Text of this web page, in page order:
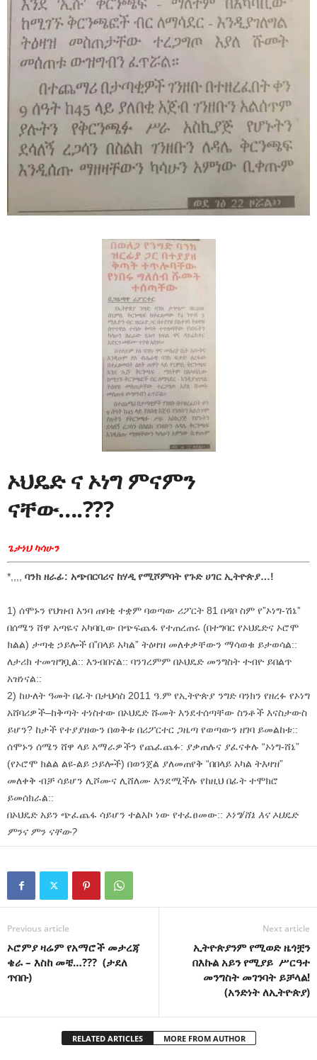
ኦህዴድ ና ኦነግ ምናምን
ናቸው….???
ጌታነህ ካሳሁን
*,,,, ባንክ ዘራፊ: አጭበርባሪና ከሃዲ የሚሾምባት የጉድ ሀገር ኢትዮጵያ…!
1) ሰሞኑን የህዝብ እንባ ጠባቂ ተቋም ባወጣው ሪፖርት 81 በዳቦ ስም የ”ኦነግ-ሽኔ”
በሰሜን ሸዋ አጣዬና አካባቢው በጭፍጨፋ የተጠረጠሩ (በተግባር የኦህዴድና ኦሮሞ
ክልል) ታጣቂ ኃይሎች በ”በላይ አካል” ትዕዛዝ መለቀቃቸውን ማሳወቁ ይታወሳል::
ለታሪክ ተመዝግቧል:: እንብበናል:: ባንገረምም በኦህዴድ መንግስት ተብዮ ይበልጥ
አዝነናል::
2) ከሁለት ዓመት በፊት በታህሳስ 2011 ዓ.ም የኢትዮጵያ ንግድ ባንክን የዘረፉ የኦነግ
አሸባሪዎች–ከቅጣት ተነስተው በኦህዴድ ሹመት እንደተሰጣቸው ስንቶች እናስታውስ
ይሆን? ከታች የተያያዘውን በወቅቱ በሪፖርተር ጋዜጣ የወጣውን ዘገባ ይመልከቱ::
ሰሞኑን ሰሜን ሸዋ ላይ አማራዎችን የጨፈጨፉ: ያቃጠሉና ያፈናቀሉ “ኦነግ-ሸኔ”
(የኦሮሞ ክልል ልዩ-ልይ ኃይሎች) በወንጀል ያለመጠየቅ “በበላይ አካል ትእዛዝ”
መለቀቅ ብቻ ሳይሆን ሊሾሙና ሊሸለሙ እንደሚችሉ የከዚህ በፊት ተሞክሮ
ይመሰክራል::
በኦህዴድ አይን ጭፈጨፋ ሳይሆን ተልእኮ ነው የተፈፀመው:: ኦነግ/ሸኔ እና ኦህዴድ
ምንና ምን ናቸው?
Previous article
ኦሮምያ ዛሬም የአማሮች መታረጃ
ቄራ – እስከ መቼ…??? (ታደለ
ጥበቡ)
Next article
ኢትዮጵያንም የሚወድ ዜጎቿን
በእኩል አይን የሚያይ ሥርዓተ
መንግስት መገንባት ይቻላል!
(አንድነት ለኢትዮጵያ)
RELATED ARTICLES MORE FROM AUTHOR